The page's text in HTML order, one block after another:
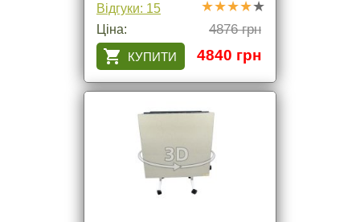
Відгуки: 15
Ціна:
4876 грн
4840 грн